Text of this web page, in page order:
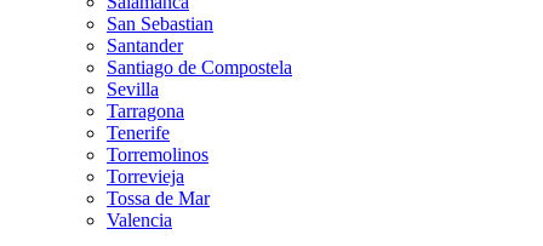
San Sebastian
Santander
Santiago de Compostela
Sevilla
Tarragona
Tenerife
Torremolinos
Torrevieja
Tossa de Mar
Valencia